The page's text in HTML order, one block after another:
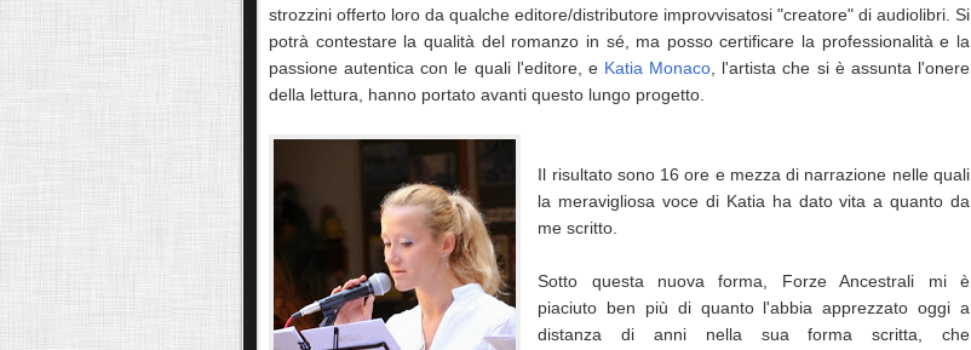
strozzini offerto loro da qualche editore/distributore improvvisatosi "creatore" di audiolibri. Si
potrà contestare la qualità del romanzo in sé, ma possocertificare la professionalità e la
passione autentica con le quali l'editore, e Katia Monaco, l'artista che si è assunta l'onere
della lettura, hanno portato avanti questo lungo progetto.
Il risultato sono 16 ore e mezza di narrazione nelle quali
la meravigliosa voce di Katia ha dato vita a quanto da
me scritto.
Sotto questa nuova forma, Forze Ancestrali mi è
piaciuto ben più di quanto l'abbia apprezzato oggi a
distanza di anni nella sua forma scritta, che